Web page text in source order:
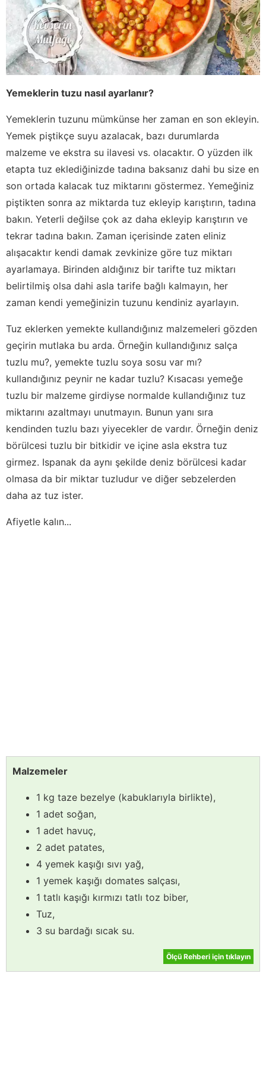
Yemeklerin tuzu nasıl ayarlanır?
Yemeklerin tuzunu mümkünse her zaman en son ekleyin.
Yemek piştikçe suyu azalacak, bazı durumlarda
malzeme ve ekstra su ilavesi vs. olacaktır. O yüzden ilk
etapta tuz eklediğinizde tadına baksanız dahi bu size en
son ortada kalacak tuz miktarını göstermez. Yemeğiniz
piştikten sonra az miktarda tuz ekleyip karıştırın, tadına
bakın. Yeterli değilse çok az daha ekleyip karıştırın ve
tekrar tadına bakın. Zaman içerisinde zaten eliniz
alışacaktır kendi damak zevkinize göre tuz miktarı
ayarlamaya. Birinden aldığınız bir tarifte tuz miktarı
belirtilmiş olsa dahi asla tarife bağlı kalmayın, her
zaman kendi yemeğinizin tuzunu kendiniz ayarlayın.
Tuz eklerken yemekte kullandığınız malzemeleri gözden
geçirin mutlaka bu arda. Örneğin kullandığınız salça
tuzlu mu?, yemekte tuzlu soya sosu var mı?
kullandığınız peynir ne kadar tuzlu? Kısacası yemeğe
tuzlu bir malzeme girdiyse normalde kullandığınız tuz
miktarını azaltmayı unutmayın. Bunun yanı sıra
kendinden tuzlu bazı yiyecekler de vardır. Örneğin deniz
börülcesi tuzlu bir bitkidir ve içine asla ekstra tuz
girmez. Ispanak da aynı şekilde deniz börülcesi kadar
olmasa da bir miktar tuzludur ve diğer sebzelerden
daha az tuz ister.
Afiyetle kalın...
Malzemeler
1 kg taze bezelye (kabuklarıyla birlikte),
1 adet soğan,
1 adet havuç,
2 adet patates,
4 yemek kaşığı sıvı yağ,
1 yemek kaşığı domates salçası,
1 tatlı kaşığı kırmızı tatlı toz biber,
Tuz,
3 su bardağı sıcak su.
Ölçü Rehberi için tıklayın